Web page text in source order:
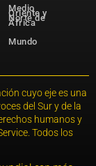
Medio
Oriente y
Norte de
África
Mundo
cuyo eje es una
del Sur y de la
humanos y
Todos los